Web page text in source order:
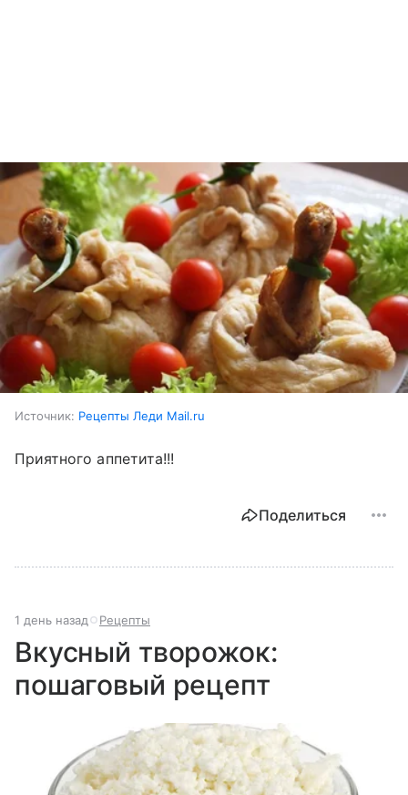
Источник: Рецепты Леди Mail.ru
Приятного аппетита!!!
Поделиться
1 день назад Рецепты
Вкусный творожок:
пошаговый рецепт